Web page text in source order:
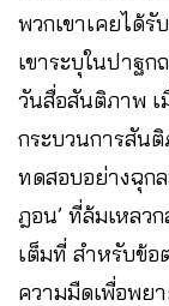
พวกเขาเคยได้รั
เขาระบุในปาฐก
วันสื่อสันติภาพ
กระบวนการสัน
ทดสอบอย่างฉุก
ฎอน’ ที่ล้มเหลว
เต็มที่ สำหรับข้อ
ความมืดเพื่อพยา